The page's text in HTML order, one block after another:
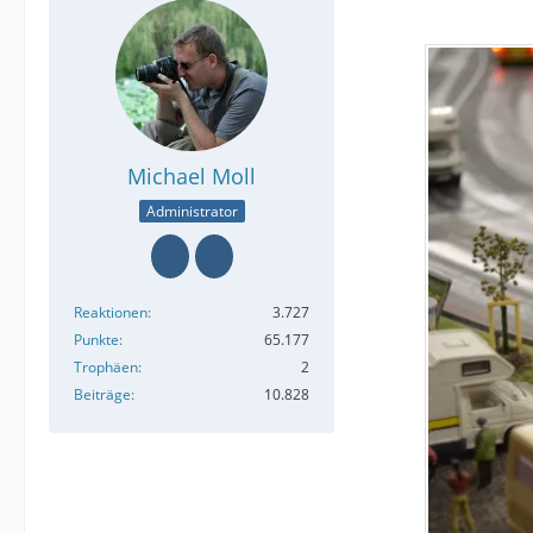
Michael Moll
Administrator
Reaktionen
3.727
Punkte
65.177
Trophäen
2
Beiträge
10.828